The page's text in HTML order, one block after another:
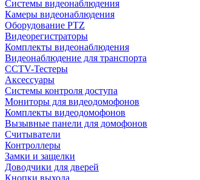
Системы видеонаблюдения
Камеры видеонаблюдения
Оборудование PTZ
Видеорегистраторы
Комплекты видеонаблюдения
Видеонаблюдение для транспорта
CCTV-Тестеры
Аксессуары
Системы контроля доступа
Мониторы для видеодомофонов
Комплекты видеодомофонов
Вызывные панели для домофонов
Считыватели
Контроллеры
Замки и защелки
Доводчики для дверей
Кнопки выхода